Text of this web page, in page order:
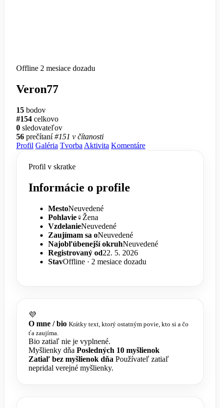
Offline 2 mesiace dozadu
Veron77
15 bodov
#154 celkovo
0 sledovateľov
56 prečítaní #151 v čítanosti
Profil Galéria Tvorba Aktivita Komentáre
Profil v skratke
Informácie o profile
MestoNeuvedené
Pohlavie♀️ Žena
VzdelanieNeuvedené
Zaujímam sa oNeuvedené
Najobľúbenejší okruhNeuvedené
Registrovaný od22. 5. 2026
StavOffline · 2 mesiace dozadu
💜
O mne / bio Krátky text, ktorý ostatným povie, kto si a čo
ťa zaujíma.
Bio zatiaľ nie je vyplnené.
Myšlienky dňa Posledných 10 myšlienok
Zatiaľ bez myšlienok dňa Používateľ zatiaľ
nepridal verejné myšlienky.